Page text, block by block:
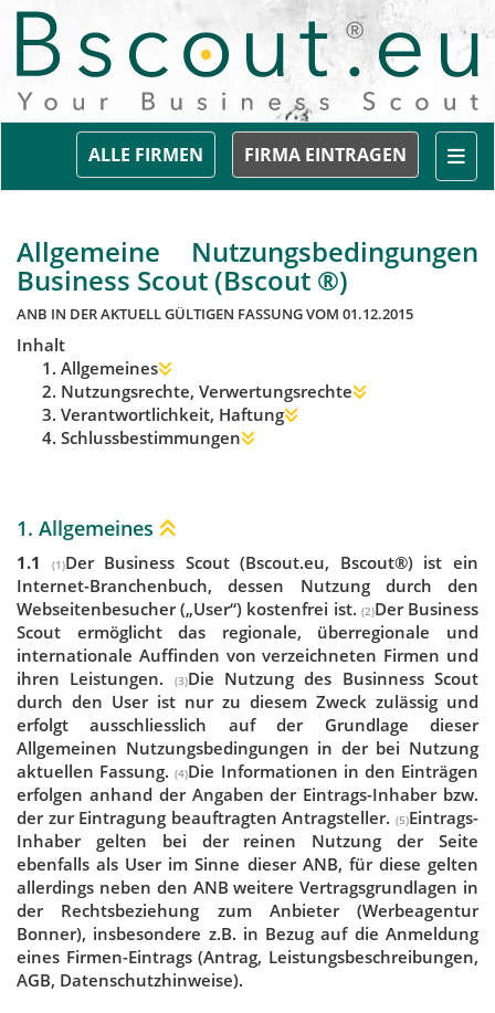
FIRMA EINTRAGEN
ALLE FIRMEN
Allgemeine Nutzungsbedingungen
Business Scout (Bscout ®)
ANB IN DER AKTUELL GÜLTIGEN FASSUNG VOM 01.12.2015
Inhalt
Allgemeines
Nutzungsrechte, Verwertungsrechte
Verantwortlichkeit, Haftung
Schlussbestimmungen
1. Allgemeines
1.1 (1)Der Business Scout (Bscout.eu, Bscout®) ist ein
Internet-Branchenbuch, dessen Nutzung durch den
Webseitenbesucher („User“) kostenfrei ist. (2)Der Business
Scout ermöglicht das regionale, überregionale und
internationale Auffinden von verzeichneten Firmen und
ihren Leistungen.
(3)Die Nutzung des Businness Scout
durch den User ist nur zu diesem Zweck zulässig und
erfolgt ausschliesslich auf der Grundlage dieser
Allgemeinen Nutzungsbedingungen in der bei Nutzung
aktuellen Fassung.(4)Die Informationen in den Einträgen
erfolgen anhand der Angaben der Eintrags-Inhaber bzw.
der zur Eintragung beauftragten Antragsteller. (5)Eintrags-
Inhaber gelten bei der reinen Nutzung der Seite
ebenfalls als User im Sinne dieser ANB, für diese gelten
allerdings neben den ANB weitere Vertragsgrundlagen in
der Rechtsbeziehung zum Anbieter (Werbeagentur
Bonner), insbesondere z.B. in Bezug auf die Anmeldung
eines Firmen-Eintrags (Antrag, Leistungsbeschreibungen,
AGB, Datenschutzhinweise).